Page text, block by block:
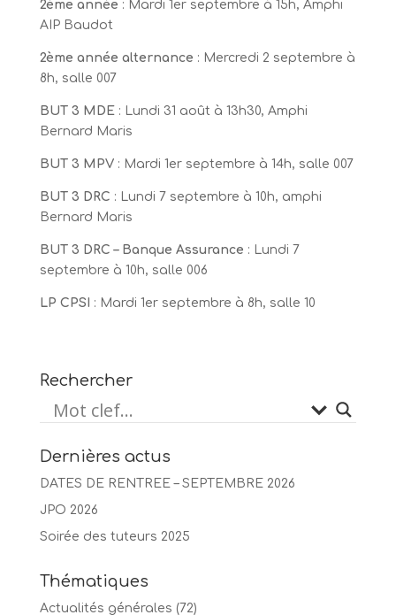
2ème année : Mardi 1er septembre à 15h, Amphi
AIP Baudot
2ème année alternance : Mercredi 2 septembre à
8h, salle 007
BUT 3 MDE: Lundi 31 août à 13h30, Amphi
Bernard Maris
BUT 3 MPV: Mardi 1er septembre à 14h, salle 007
BUT 3 DRC : Lundi 7 septembre à 10h, amphi
Bernard Maris
BUT 3 DRC – Banque Assurance : Lundi 7
septembre à 10h, salle 006
LP CPSI : Mardi 1er septembre à 8h, salle 10
Rechercher
Dernières actus
DATES DE RENTREE – SEPTEMBRE 2026
JPO 2026
Soirée des tuteurs 2025
Thématiques
Actualités générales (72)